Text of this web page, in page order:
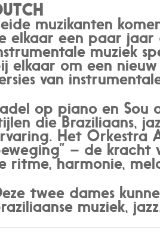
muzikanten
elkaar een paar
muziek
elkaar om een
van
op piano en Sou
die Braziliaans,
Het Orkestra
– de kracht
ritme, harmonie,
twee dames
muziek,